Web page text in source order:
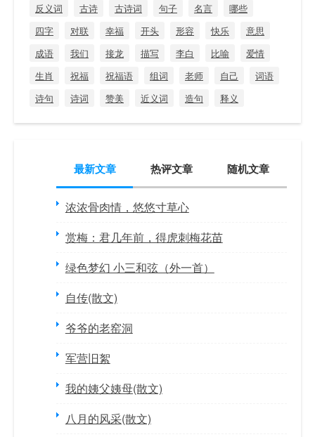
反义词
古诗 古诗词 句子 名言
哪些
四字
对联 幸福 开头 形容 快乐
意思
成语
我们 接龙 描写 李白 比喻
爱情
生肖
祝福 祝福语 组词 老师 自己
词语
诗句
诗词 赞美 近义词 造句 释义
最新文章 热评文章 随机文章
浓浓骨肉情，悠悠寸草心
赏梅：君几年前，得虎刺梅花苗
绿色梦幻 小三和弦（外一首）
自传(散文)
爷爷的老窑洞
军营旧絮
我的姨父姨母(散文)
八月的风采(散文)